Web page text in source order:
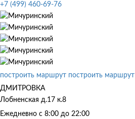
+7 (499) 460-69-76
построить маршрут построить маршрут
ДМИТРОВКА
Лобненская д.17 к.8
Ежедневно с 8:00 до 22:00